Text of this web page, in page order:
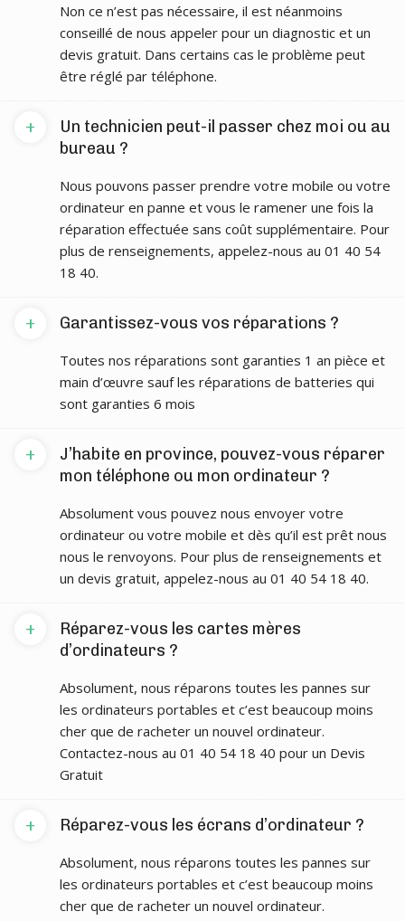
Non ce n’est pas nécessaire, il est néanmoins
conseillé de nous appeler pour un diagnostic et un
devis gratuit. Dans certains cas le problème peut
être réglé par téléphone.
Un technicien peut-il passer chez moi ou au
bureau ?
+
Nous pouvons passer prendre votre mobile ou votre
ordinateur en panne et vous le ramener une fois la
réparation effectuée sans coût supplémentaire. Pour
plus de renseignements, appelez-nous au 01 40 54
18 40.
Garantissez-vous vos réparations ?
+
Toutes nos réparations sont garanties 1 an pièce et
main d’œuvre sauf les réparations de batteries qui
sont garanties 6 mois
J’habite en province, pouvez-vous réparer
mon téléphone ou mon ordinateur ?
+
Absolument vous pouvez nous envoyer votre
ordinateur ou votre mobile et dès qu’il est prêt nous
nous le renvoyons. Pour plus de renseignements et
un devis gratuit, appelez-nous au 01 40 54 18 40.
Réparez-vous les cartes mères
d’ordinateurs ?
+
Absolument, nous réparons toutes les pannes sur
les ordinateurs portables et c’est beaucoup moins
cher que de racheter un nouvel ordinateur.
Contactez-nous au 01 40 54 18 40 pour un Devis
Gratuit
Réparez-vous les écrans d’ordinateur ?
+
Absolument, nous réparons toutes les pannes sur
les ordinateurs portables et c’est beaucoup moins
cher que de racheter un nouvel ordinateur.